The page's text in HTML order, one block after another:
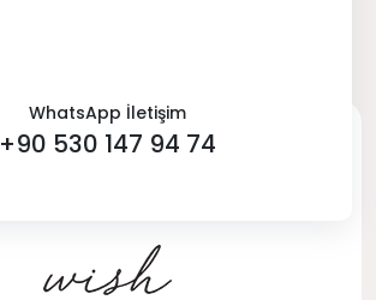
WhatsApp İletişim
+90 530 147 94 74